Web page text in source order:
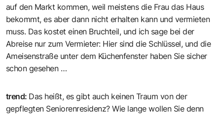
auf den Markt kommen, weil meistens die Frau das Haus
bekommt, es aber dann nicht erhalten kann und vermieten
muss. Das kostet einen Bruchteil, und ich sage bei der
Abreise nur zum Vermieter: Hier sind die Schlüssel, und die
Ameisenstraße unter dem Küchenfenster haben Sie sicher
schon gesehen …
trend: Das heißt, es gibt auch keinen Traum von der
gepflegten Seniorenresidenz? Wie lange wollen Sie denn